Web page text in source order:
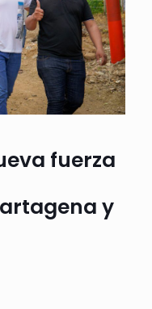
fuerza
y